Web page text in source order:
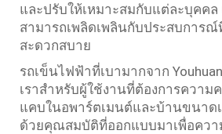
และปรับให้เหมาะสมกับแต่ละบุคคล
สามารถเพลิดเพลินกับประสบการ
สะดวกสบาย
รถเข็นไฟฟ้าที่เบามากจาก
เราสำหรับผู้ใช้งานที่ต้องการความ
แคบในอพาร์ตเมนต์และบ้านขนาด
ด้วยคุณสมบัติที่ออกแบบมาเพื่อควา